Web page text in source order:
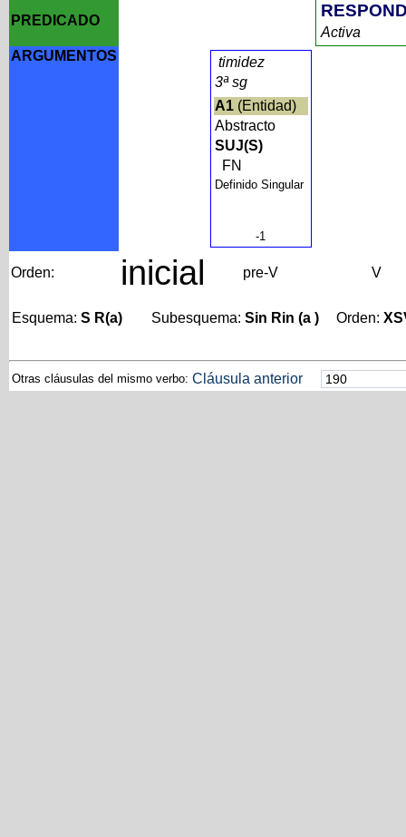
PREDICADO
Activa
ARGUMENTOS
timidez
3ª sg
A1(Entidad)
Abstracto
SUJ(S)
FN
Definido Singular
-1
Orden: inicial pre-V V
Esquema: S R(a) Subesquema: Sin Rin (a ) Orden:
Otras cláusulas del mismo verbo: Cláusula anterior